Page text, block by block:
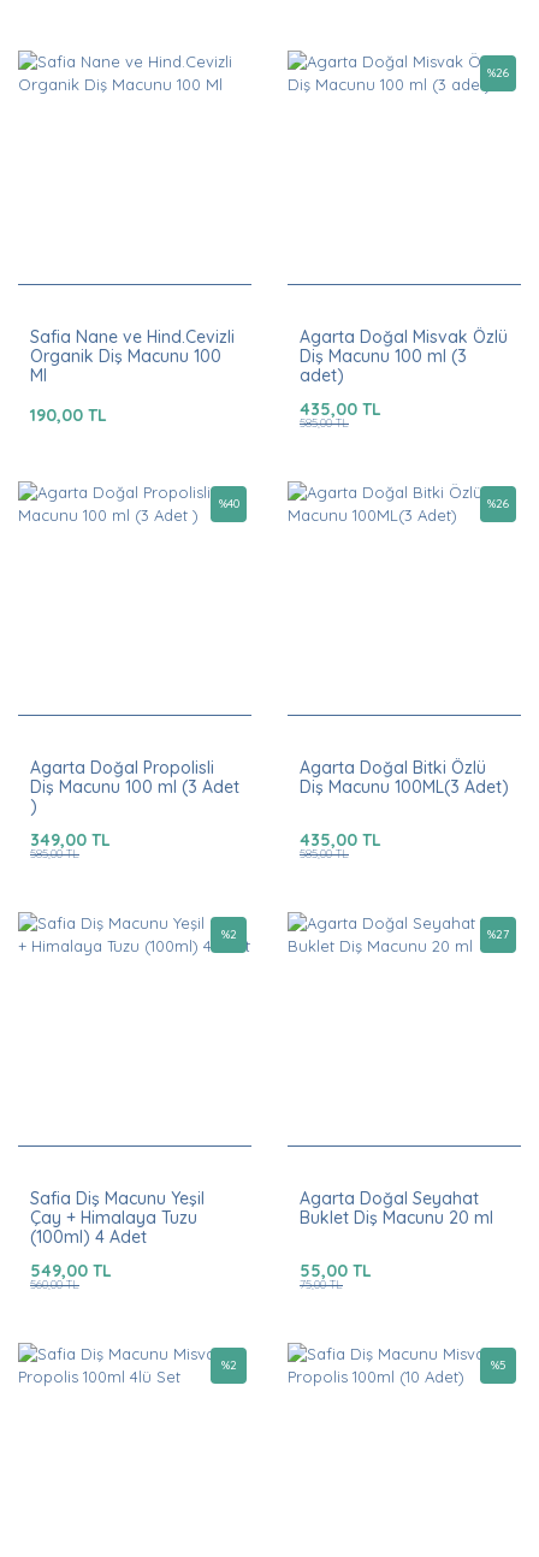
Safia Nane ve Hind.Cevizli
Organik Diş Macunu 100
Ml
190,00 TL
Agarta Doğal Misvak Özlü
Diş Macunu 100 ml (3
adet)
%26
435,00 TL
585,00 TL
Agarta Doğal Propolisli
Diş Macunu 100 ml (3 Adet
)
%40
349,00 TL
585,00 TL
Agarta Doğal Bitki Özlü
Diş Macunu 100ML(3 Adet)
%26
435,00 TL
585,00 TL
Safia Diş Macunu Yeşil
Çay + Himalaya Tuzu
(100ml) 4 Adet
%2
549,00 TL
560,00 TL
Agarta Doğal Seyahat
Buklet Diş Macunu 20 ml
%27
55,00 TL
75,00 TL
%2 %5